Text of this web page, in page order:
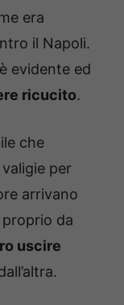
era
il Napoli.
evidente ed
ricucito.
che
per
arrivano
da
uscire